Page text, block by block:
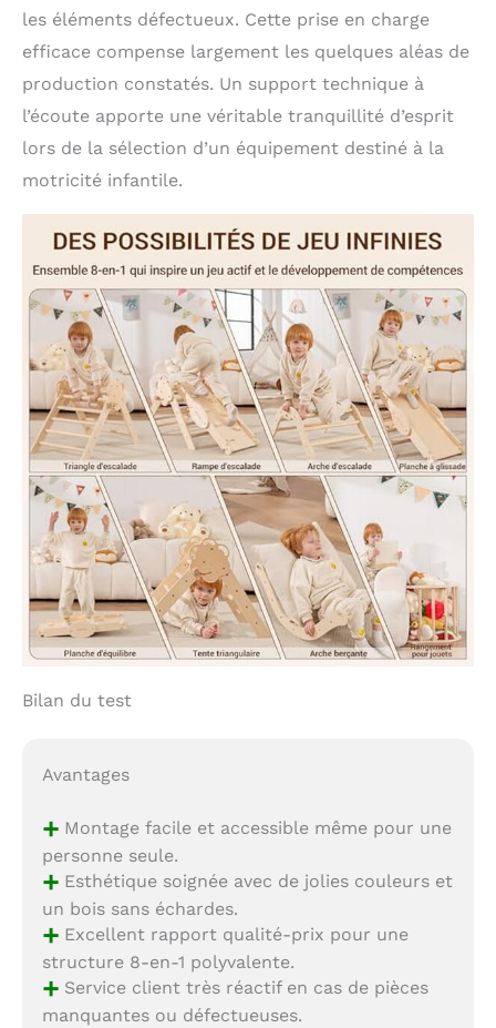
les éléments défectueux. Cette prise en charge
efficace compense largement les quelques aléas de
production constatés. Un support technique à
l’écoute apporte une véritable tranquillité d’esprit
lors de la sélection d’un équipement destiné à la
motricité infantile.
Bilan du test
Avantages
+Montage facile et accessible même pour une
personne seule.
+Esthétique soignée avec de jolies couleurs et
un bois sans échardes.
+Excellent rapport qualité-prix pour une
structure 8-en-1 polyvalente.
+Service client très réactif en cas de pièces
manquantes ou défectueuses.